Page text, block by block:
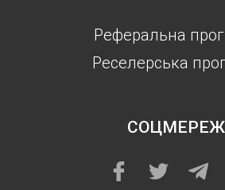
Реферальна
Реселерська